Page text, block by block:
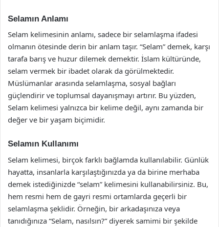
Selamın Anlamı
Selam kelimesinin anlamı, sadece bir selamlaşma ifadesi
olmanın ötesinde derin bir anlam taşır. “Selam” demek, karşı
tarafa barış ve huzur dilemek demektir. İslam kültüründe,
selam vermek bir ibadet olarak da görülmektedir.
Müslümanlar arasında selamlaşma, sosyal bağları
güçlendirir ve toplumsal dayanışmayı artırır. Bu yüzden,
Selam kelimesi yalnızca bir kelime değil, aynı zamanda bir
değer ve bir yaşam biçimidir.
Selamın Kullanımı
Selam kelimesi, birçok farklı bağlamda kullanılabilir. Günlük
hayatta, insanlarla karşılaştığınızda ya da birine merhaba
demek istediğinizde “selam” kelimesini kullanabilirsiniz. Bu,
hem resmi hem de gayri resmi ortamlarda geçerli bir
selamlaşma şeklidir. Örneğin, bir arkadaşınıza veya
tanıdığınıza “Selam, nasılsın?” diyerek samimi bir şekilde